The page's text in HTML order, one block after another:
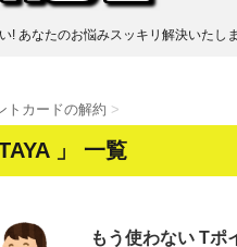
! あなたのお悩みスッキリ解決いたしま
トカードの解約 >
」 一覧
もう使わない Tポ